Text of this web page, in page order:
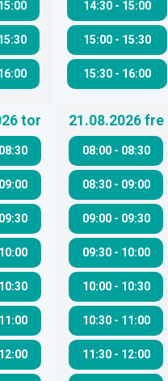
14:30- 15:00
15:00- 15:30
15:30- 16:00
tor
08:30
09:00
09:30
10:00
10:30
11:00
12:00
21.08.2026 fre
08:00- 08:30
08:30- 09:00
09:00- 09:30
09:30- 10:00
10:00- 10:30
10:30- 11:00
11:30- 12:00